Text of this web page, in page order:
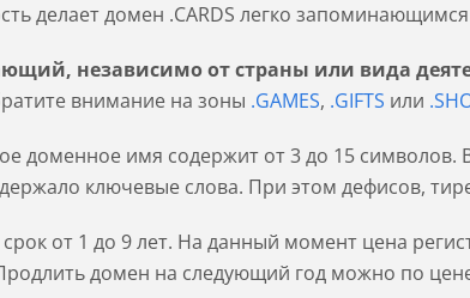
делает домен .CARDS легко
независимо от страны или вида
внимание на зоны .GAMES, .GIFTS или
доменное имя содержит от 3 до 15 символов.
ключевые слова. При этом дефисов,
от 1 до 9 лет. На данный момент цена
домен на следующий год можно по